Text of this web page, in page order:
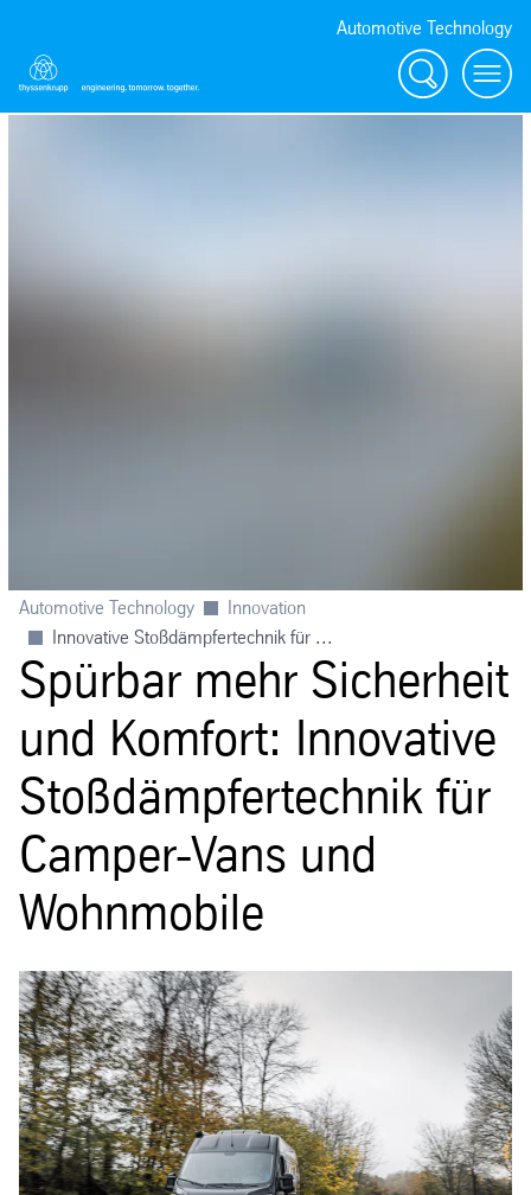
Automotive Technology
Suche
Menü
Automotive Technology
Innovation
Innovative Stoßdämpfertechnik für ...
Spürbar mehr Sicherheit
und Komfort: Innovative
Stoßdämpfertechnik für
Camper-Vans und
Wohnmobile